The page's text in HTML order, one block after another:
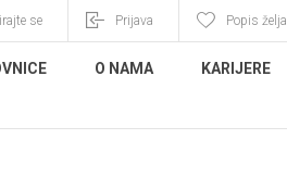
se Prijava Popis želja
O NAMA KARIJERE